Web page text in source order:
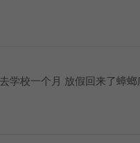
学校一个月 放假回来了蟑